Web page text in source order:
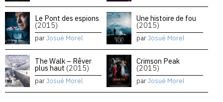
Le Pont des espions
(2015)
parJosué Morel
Une histoire de fou
(2015)
parJosué Morel
The Walk – Rêver
plus haut (2015)
parJosué Morel
Crimson Peak
(2015)
parJosué Morel